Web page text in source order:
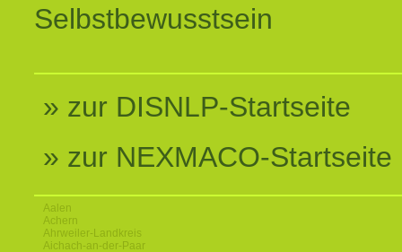
Selbstbewusstsein
» zur DISNLP-Startseite
» zur NEXMACO-Startseite
Aalen
Achern
Ahrweiler-Landkreis
Aichach-an-der-Paar